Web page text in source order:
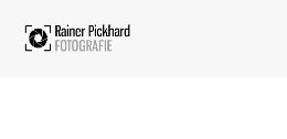
Inhalt